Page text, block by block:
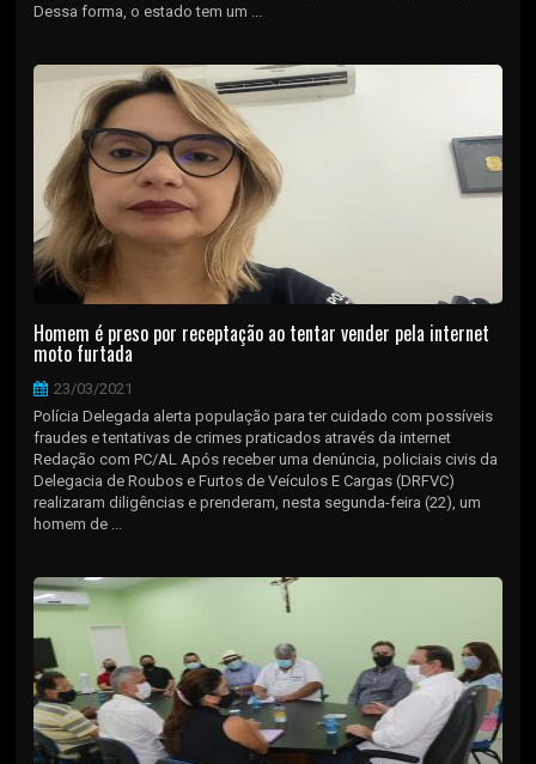
Dessa forma, o estado tem um ...
Homem é preso por receptação ao tentar vender pela internet
moto furtada
23/03/2021
Polícia Delegada alerta população para ter cuidado com possíveis
fraudes e tentativas de crimes praticados através da internet
Redação com PC/AL Após receber uma denúncia, policiais civis da
Delegacia de Roubos e Furtos de Veículos E Cargas (DRFVC)
realizaram diligências e prenderam, nesta segunda-feira (22), um
homem de ...